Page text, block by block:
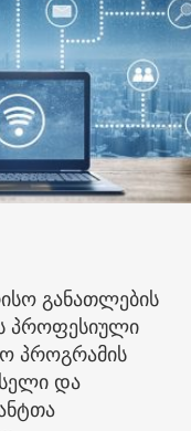
განათლების
პროფესიული
პროგრამის
და